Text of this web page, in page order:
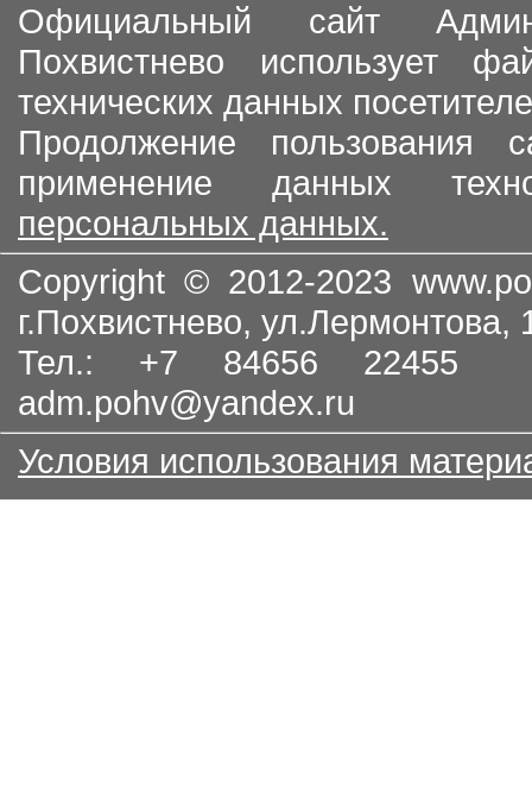
Официальный сайт
Похвистнево использует
технических данных
Продолжение пользования
применение данных
персональных данных.
Copyright © 2012-2023
г.Похвистнево, ул.Лермонтова,
Тел.: +7 84656
adm.pohv@yandex.ru
Условия использования